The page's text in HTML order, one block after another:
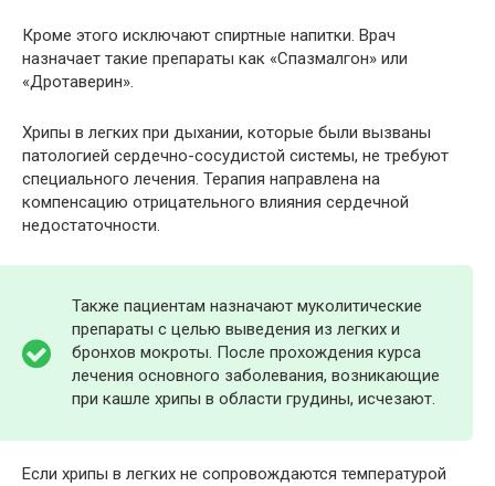
Кроме этого исключают спиртные напитки. Врач
назначает такие препараты как «Спазмалгон» или
«Дротаверин».
Хрипы в легких при дыхании, которые были вызваны
патологией сердечно-сосудистой системы, не требуют
специального лечения. Терапия направлена на
компенсацию отрицательного влияния сердечной
недостаточности.
Также пациентам назначают муколитические
препараты с целью выведения из легких и
бронхов мокроты. После прохождения курса
лечения основного заболевания, возникающие
при кашле хрипы в области грудины, исчезают.
Если хрипы в легких не сопровождаются температурой